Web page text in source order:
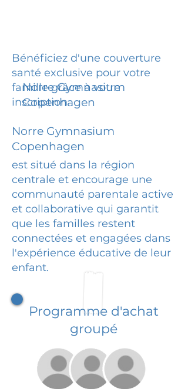
Bénéficiez d'une couverture
santé exclusive pour votre
famille grâce à votre
inscription.
Norre Gymnasium
Copenhagen
Norre Gymnasium
Copenhagen
est situé dans la région
centrale et encourage une
communauté parentale active
et collaborative qui garantit
que les familles restent
connectées et engagées dans
l'expérience éducative de leur
enfant.
Programme d'achat
groupé